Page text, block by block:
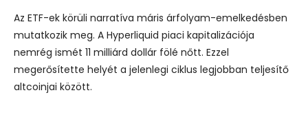
Az ETF-ek körüli narratíva máris árfolyam-emelkedésben
mutatkozik meg. A Hyperliquid piaci kapitalizációja
nemrég ismét 11 milliárd dollár fölé nőtt. Ezzel
megerősítette helyét a jelenlegi ciklus legjobban teljesítő
altcoinjai között.